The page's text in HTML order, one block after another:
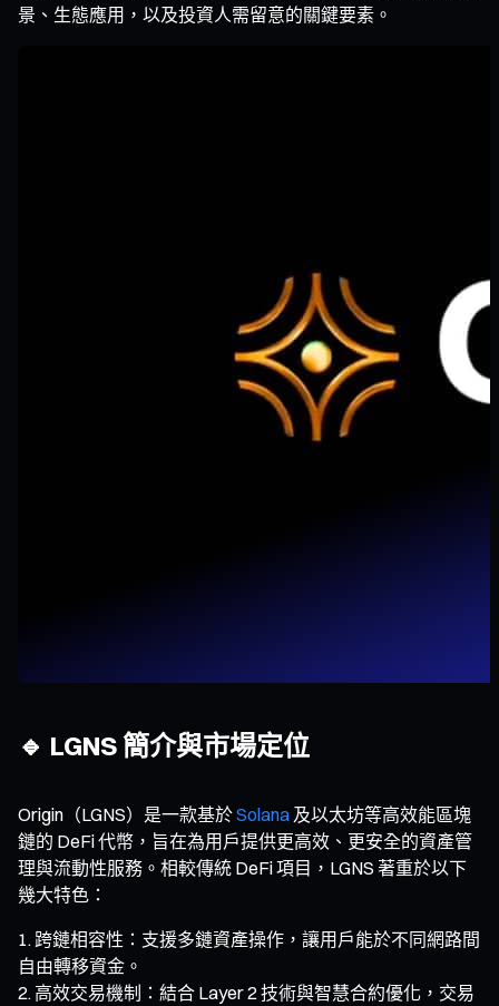
景、生態應用，以及投資人需留意的關鍵要素。
🔹 LGNS 簡介與市場定位
Origin（LGNS）是一款基於Solana 及以太坊等高效能區塊
鏈的 DeFi 代幣，旨在為用戶提供更高效、更安全的資產管
理與流動性服務。相較傳統 DeFi 項目，LGNS 著重於以下
幾大特色：
跨鏈相容性：支援多鏈資產操作，讓用戶能於不同網路間
自由轉移資金。
高效交易機制：結合 Layer 2 技術與智慧合約優化，交易